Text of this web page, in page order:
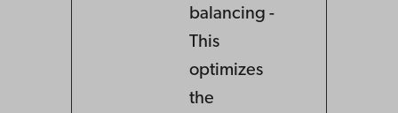
balancing -
This
optimizes
the